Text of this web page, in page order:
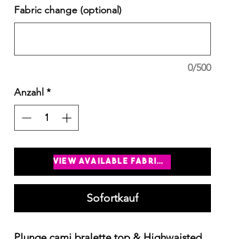
Fabric change (optional)
0/500
Anzahl *
In den Warenkorb
Sofortkauf
view available fabrics